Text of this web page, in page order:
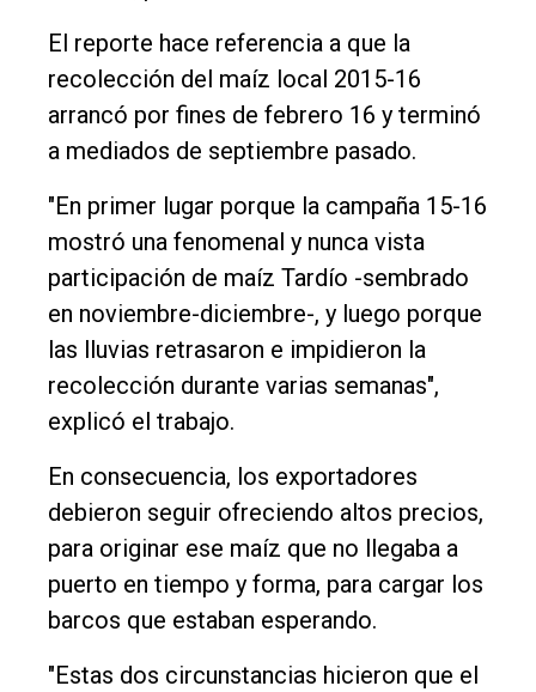
El reporte hace referencia a que la
recolección del maíz local 2015-16
arrancó por fines de febrero 16 y terminó
a mediados de septiembre pasado.
"En primer lugar porque la campaña 15-16
mostró una fenomenal y nunca vista
participación de maíz Tardío -sembrado
en noviembre-diciembre-, y luego porque
las lluvias retrasaron e impidieron la
recolección durante varias semanas",
explicó el trabajo.
En consecuencia, los exportadores
debieron seguir ofreciendo altos precios,
para originar ese maíz que no llegaba a
puerto en tiempo y forma, para cargar los
barcos que estaban esperando.
"Estas dos circunstancias hicieron que el